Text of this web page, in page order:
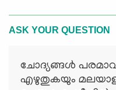
ASK YOUR QUESTION
ചോദ്യങ്ങള്‍
എഴുതുകയും